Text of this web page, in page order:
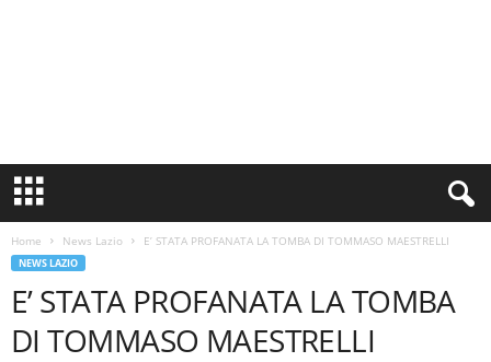
n
Home News Lazio E’ STATA PROFANATA LA TOMBA DI TOMMASO MAESTRELLI
NEWS LAZIO
E’ STATA PROFANATA LA TOMBA
DI TOMMASO MAESTRELLI